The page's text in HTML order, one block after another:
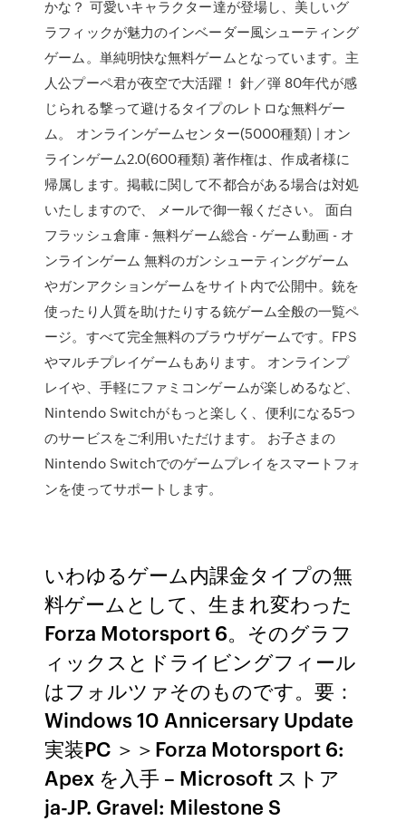
かな？ 可愛いキャラクター達が登場し、美しいグ
ラフィックが魅力のインベーダー風シューティング
ゲーム。単純明快な無料ゲームとなっています。主
人公プーペ君が夜空で大活躍！ 針／弾 80年代が感
じられる撃って避けるタイプのレトロな無料ゲー
ム。 オンラインゲームセンター(5000種類) | オン
ラインゲーム2.0(600種類) 著作権は、作成者様に
帰属します。掲載に関して不都合がある場合は対処
いたしますので、 メールで御一報ください。 面白
フラッシュ倉庫 - 無料ゲーム総合 - ゲーム動画 - オ
ンラインゲーム 無料のガンシューティングゲーム
やガンアクションゲームをサイト内で公開中。銃を
使ったり人質を助けたりする銃ゲーム全般の一覧ペ
ージ。すべて完全無料のブラウザゲームです。FPS
やマルチプレイゲームもあります。 オンラインプ
レイや、手軽にファミコンゲームが楽しめるなど、
Nintendo Switchがもっと楽しく、便利になる5つ
のサービスをご利用いただけます。 お子さまの
Nintendo Switchでのゲームプレイをスマートフォ
ンを使ってサポートします。
いわゆるゲーム内課金タイプの無
料ゲームとして、生まれ変わった
Forza Motorsport 6。そのグラフ
ィックスとドライビングフィール
はフォルツァそのものです。要：
Windows 10 Annicersary Update
実装PC ＞＞Forza Motorsport 6:
Apex を入手 – Microsoft ストア
ja-JP. Gravel: Milestone S